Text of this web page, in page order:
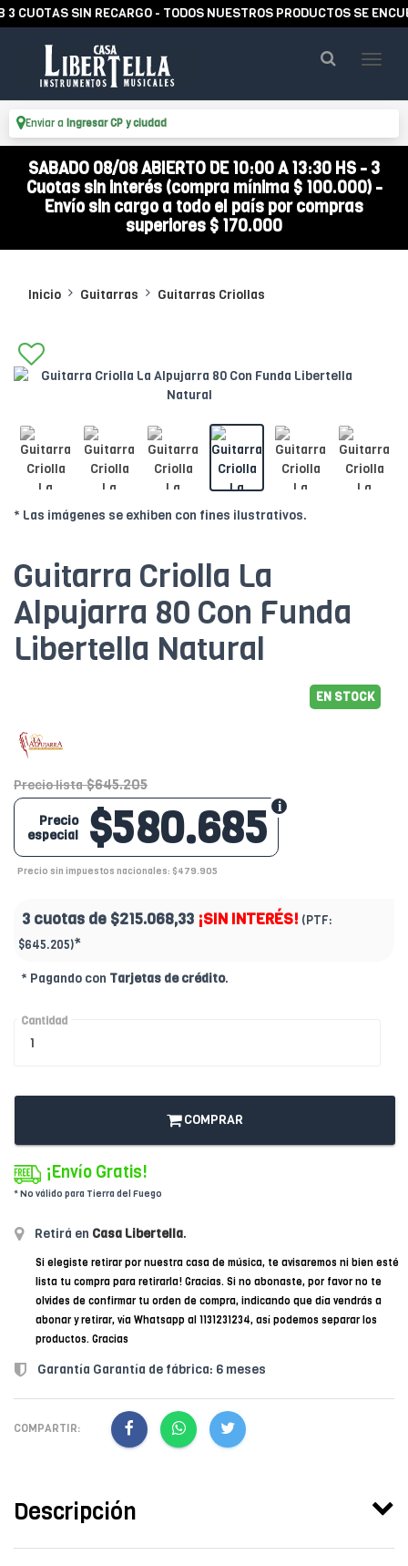
SIN RECARGO - TODOS NUESTROS PRODUCTOS SE
Enviar a Ingresar CP y ciudad
SABADO 08/08 ABIERTO DE 10:00 A 13:30 HS - 3
Cuotas sin interés (compra mínima $ 100.000) -
Envío sin cargo a todo el país por compras
superiores $ 170.000
Inicio Guitarras Guitarras Criollas
* Las imágenes se exhiben con fines ilustrativos.
Guitarra Criolla La
Alpujarra 80 Con Funda
Libertella Natural
EN STOCK
Precio lista $645.205
$580.685
Precio
especial
Precio sin impuestos nacionales: $479.905
3 cuotas de $215.068,33 ¡SIN INTERÉS! (PTF:
$645.205)*
* Pagando con Tarjetas de crédito.
Cantidad
COMPRAR
¡Envío Gratis!
* No válido para Tierra del Fuego
Retirá en Casa Libertella.
Si elegiste retirar por nuestra casa de música, te avisaremos ni bien esté
lista tu compra para retirarla! Gracias. Si no abonaste, por favor no te
olvides de confirmar tu orden de compra, indicando que día vendrás a
abonar y retirar, vía Whatsapp al 1131231234, así podemos separar los
productos. Gracias
Garantía Garantía de fábrica: 6 meses
COMPARTIR:
Descripción